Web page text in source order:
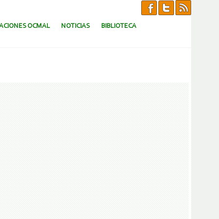
OCMAL NOTICIAS BIBLIOTECA